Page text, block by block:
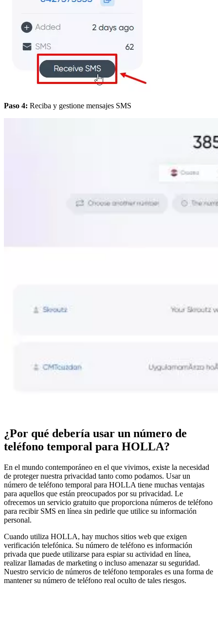
Paso 4: Reciba y gestione mensajes SMS
¿Por qué debería usar un número de
teléfono temporal para HOLLA?
En el mundo contemporáneo en el que vivimos, existe la necesidad
de proteger nuestra privacidad tanto como podamos. Usar un
número de teléfono temporal para HOLLA tiene muchas ventajas
para aquellos que están preocupados por su privacidad. Le
ofrecemos un servicio gratuito que proporciona números de teléfono
para recibir SMS en línea sin pedirle que utilice su información
personal.
Cuando utiliza HOLLA, hay muchos sitios web que exigen
verificación telefónica. Su número de teléfono es información
privada que puede utilizarse para espiar su actividad en línea,
realizar llamadas de marketing o incluso amenazar su seguridad.
Nuestro servicio de números de teléfono temporales es una forma de
mantener su número de teléfono real oculto de tales riesgos.